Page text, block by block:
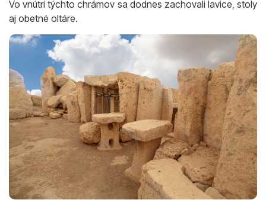
Vo vnútri týchto chrámov sa dodnes zachovali lavice, stoly
aj obetné oltáre.